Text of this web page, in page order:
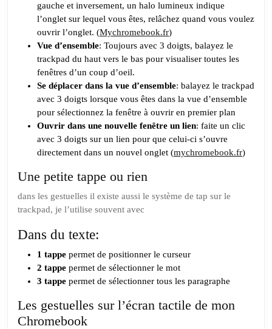
gauche et inversement, un halo lumineux indique
l’onglet sur lequel vous êtes, relâchez quand vous voulez
ouvrir l’onglet. (Mychromebook.fr)
Vue d’ensemble: Toujours avec 3 doigts, balayez le
trackpad du haut vers le bas pour visualiser toutes les
fenêtres d’un coup d’oeil.
Se déplacer dans la vue d’ensemble: balayez le trackpad
avec 3 doigts lorsque vous êtes dans la vue d’ensemble
pour sélectionnez la fenêtre à ouvrir en premier plan
Ouvrir dans une nouvelle fenêtre un lien: faite un clic
avec 3 doigts sur un lien pour que celui-ci s’ouvre
directement dans un nouvel onglet (mychromebook.fr)
Une petite tappe ou rien
dans les gestuelles il existe aussi le système de tap sur le
trackpad, je l’utilise souvent avec
Dans du texte:
1 tappe permet de positionner le curseur
2 tappe permet de sélectionner le mot
3 tappe permet de sélectionner tous les paragraphe
Les gestuelles sur l’écran tactile de mon
Chromebook